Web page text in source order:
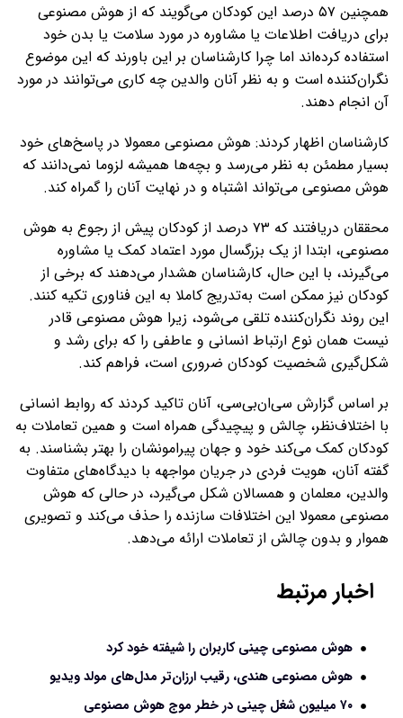
همچنین ۵۷ درصد این کودکان می‌گویند که از هوش مصنوعی
برای دریافت اطلاعات یا مشاوره در مورد سلامت یا بدن خود
استفاده کرده‌اند اما چرا کارشناسان بر این باورند که این موضوع
نگران‌کننده است و به نظر آنان والدین چه کاری می‌توانند در مورد
آن انجام دهند.
کارشناسان اظهار کردند: هوش مصنوعی معمولا در پاسخ‌های خود
بسیار مطمئن به نظر می‌رسد و بچه‌ها همیشه لزوما نمی‌دانند که
هوش مصنوعی می‌تواند اشتباه و در نهایت آنان را گمراه کند.
محققان دریافتند که ۷۳ درصد از کودکان پیش از رجوع به هوش
مصنوعی، ابتدا از یک بزرگسال مورد اعتماد کمک یا مشاوره
می‌گیرند، با این حال، کارشناسان هشدار می‌دهند که برخی از
کودکان نیز ممکن است به‌تدریج کاملا به این فناوری تکیه کنند.
این روند نگران‌کننده تلقی می‌شود، زیرا هوش مصنوعی قادر
نیست همان نوع ارتباط انسانی و عاطفی را که برای رشد و
شکل‌گیری شخصیت کودکان ضروری است، فراهم کند.
بر اساس گزارش سی‌ان‌بی‌سی، آنان تاکید کردند که روابط انسانی
با اختلاف‌نظر، چالش و پیچیدگی همراه است و همین تعاملات به
کودکان کمک می‌کند خود و جهان پیرامونشان را بهتر بشناسند. به
گفته آنان، هویت فردی در جریان مواجهه با دیدگاه‌های متفاوت
والدین، معلمان و همسالان شکل می‌گیرد، در حالی که هوش
مصنوعی معمولا این اختلافات سازنده را حذف می‌کند و تصویری
هموار و بدون چالش از تعاملات ارائه می‌دهد.
اخبار مرتبط
هوش مصنوعی چینی کاربران را شیفته خود کرد
هوش مصنوعی هندی، رقیب ارزان‌تر مدل‌های مولد ویدیو
۷۰ میلیون شغل چینی در خطر موج هوش مصنوعی